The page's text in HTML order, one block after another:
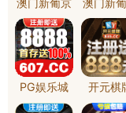
公共服务&门户应用
移动设备应用